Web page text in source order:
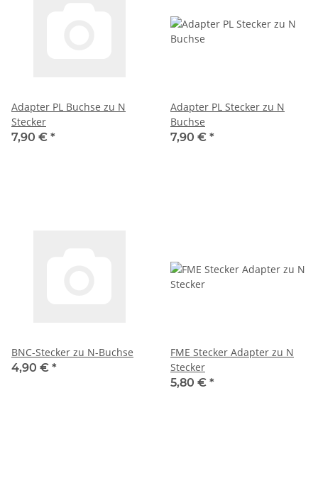
Adapter PL Buchse zu N
Stecker
7,90 € *
Adapter PL Stecker zu N
Buchse
7,90 € *
BNC-Stecker zu N-Buchse
4,90 € *
FME Stecker Adapter zu N
Stecker
5,80 € *